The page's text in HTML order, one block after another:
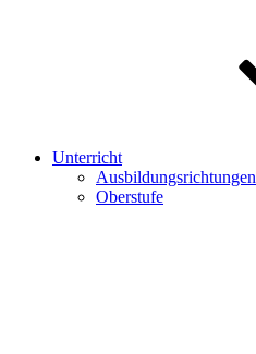
Unterricht
Ausbildungsrichtungen
Oberstufe